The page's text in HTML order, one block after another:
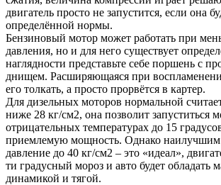
двигатель просто не запустится, если она
определённой нормы.
Бензиновый мотор может работать при
давления, но и для него существует
наглядности представьте себе поршень с
днищем. Расширяющаяся при
его толкать, а просто прорвётся в картер.
Для дизельных моторов нормальной
ниже 28 кг/см2, она позволит запуститься
отрицательных температурах до 15
приемлемую мощность. Однако наилучшим
давление до 40 кг/см2 – это «идеал»,
ти градусный мороз и авто будет обладать
динамикой и тягой.